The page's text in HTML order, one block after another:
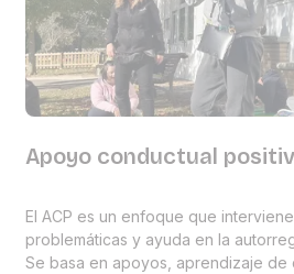
Apoyo conductual
El ACP es un enfoque que
problemáticas y ayuda en la
Se basa en apoyos, aprendizaje de